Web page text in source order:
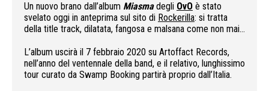
Un nuovo brano dall’album Miasmadegli OvO è stato
svelato oggi in anteprima sul sito di Rockerilla: si tratta
della title track, dilatata, fangosa e malsana come non mai…
L’album uscirà il 7 febbraio 2020 su Artoffact Records,
nell’anno del ventennale della band, e il relativo, lunghissimo
tour curato da Swamp Booking partirà proprio dall’Italia.